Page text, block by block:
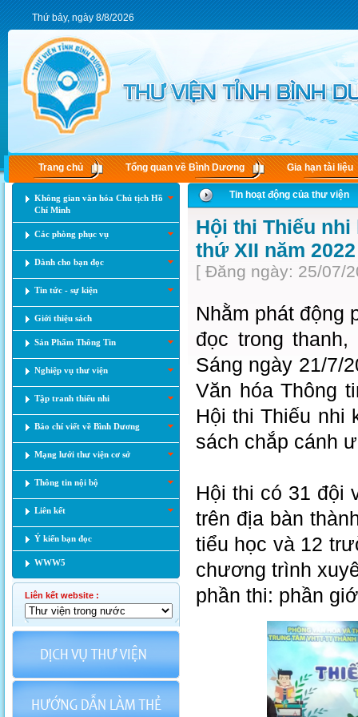
Thứ bảy, ngày 8/8/2026
Trang chủ Tổng quan về Bình Dương Gia hạn tài liệu
Không gian văn hóa Chủ tịch Hồ
Chí Minh
Các phòng phục vụ
Dành cho bạn đọc
Tin tức - sự kiện
Giới thiệu sách
Sản Phẩm Thông Tin
Nghiệp vụ thư viện
Tập tranh thiếu nhi
Báo chí viết về Bình Dương
Mạng lưới thư viện cơ sở
Thông tin nội bộ
Liên kết
Ý kiến bạn đọc
WWW5
Liên kết website :
Tin hoạt động của thư viện
Hội thi Thiếu nhi
thứ XII năm 2022
[ Đăng ngày: 25/07/
Nhằm phát động
đọc trong
Sáng ngày 21/7/
Văn hóa Thông
Hội thi Thiếu nhi
sách chắp cánh
Hội thi có 31 đội
trên địa bàn
tiểu học và 12
chương trình
phần thi: phần